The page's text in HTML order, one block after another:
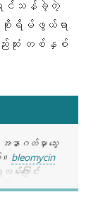
းပေါက်(ဝမ်းဗိုက်
)ဆေးကြောခြင်း
ပြီး
ျံ့နှံ့ခဲ့ပြီး
ပျံ့နှံ့သွားတဲ့
ြစ်ပါတယ်။
င်
နိုင်
ရှင်သန်ခဲ့တဲ့
စိုးရိမ်ဖွယ်ရာ
းဆုံး တစ်နှစ်
ာဂတ်မှာ သွေး
bleomycin
ြောင်း
ယ်။